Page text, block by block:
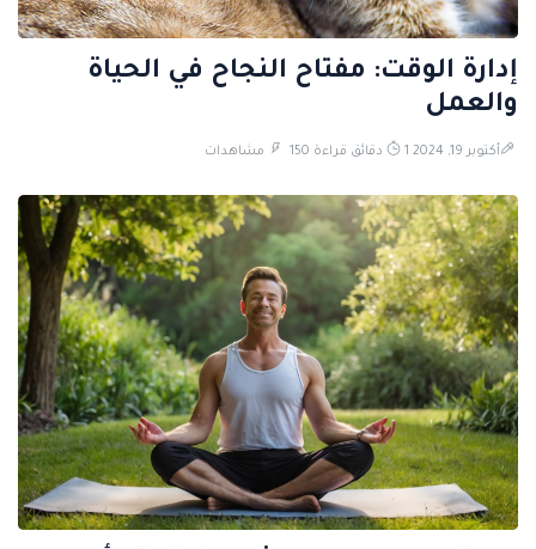
إدارة الوقت: مفتاح النجاح في الحياة
والعمل
أكتوبر 19, 2024 1 دقائق قراءة 150 مشاهدات